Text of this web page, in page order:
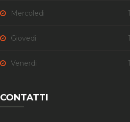
Mercoledi
Giovedi
Venerdi
CONTATTI